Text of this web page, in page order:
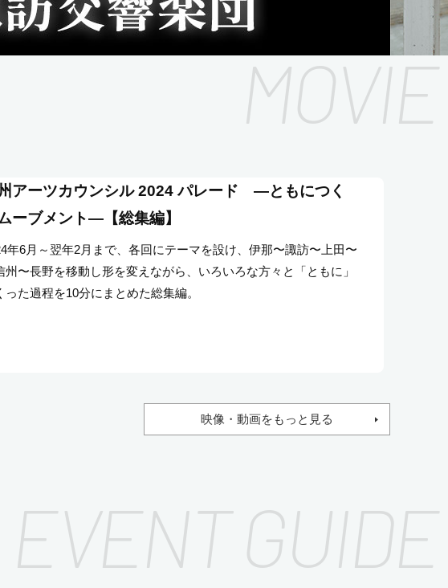
アーツカウンシル 2024 パレード ―ともにつく
ーブメント―【総集編】
年6月～翌年2月まで、各回にテーマを設け、伊那〜諏訪〜上田〜
州〜長野を移動し形を変えながら、いろいろな方々と「ともに」
った過程を10分にまとめた総集編。
Record 高木こずえ≪琵琶島≫×原始美術
品 のこされたすこしのもの、なされたたくさん
と。
日本4県（新潟県、長野県、山梨県、静岡県）の地域交流や地域
関わる歴史文化をテーマに文化財を通じて各県の魅力を発信する
映像・動画をもっと見る